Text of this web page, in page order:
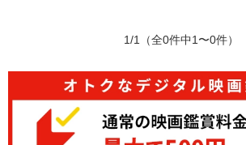
1/1 （全0件中1〜0件）